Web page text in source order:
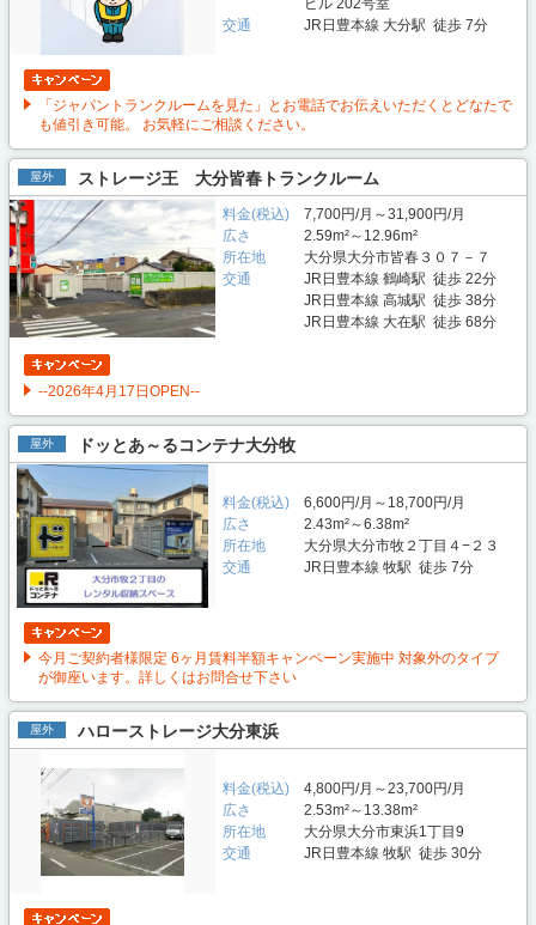
ビル 202号室
交通
JR日豊本線 大分駅 徒歩 7分
「ジャパントランクルームを見た」とお電話でお伝えいただくとどなたで
も値引き可能。 お気軽にご相談ください。
屋外 ストレージ王 大分皆春トランクルーム
料金(税込)
7,700円/月～31,900円/月
広さ
2.59m²～12.96m²
所在地
大分県大分市皆春３０７－７
交通
JR日豊本線 鶴崎駅 徒歩 22分
JR日豊本線 高城駅 徒歩 38分
JR日豊本線 大在駅 徒歩 68分
--2026年4月17日OPEN--
屋外 ドッとあ～るコンテナ大分牧
料金(税込)
6,600円/月～18,700円/月
広さ
2.43m²～6.38m²
所在地
大分県大分市牧２丁目４−２３
交通
JR日豊本線 牧駅 徒歩 7分
今月ご契約者様限定 6ヶ月賃料半額キャンペーン実施中 対象外のタイプ
が御座います。詳しくはお問合せ下さい
屋外 ハローストレージ大分東浜
料金(税込)
4,800円/月～23,700円/月
広さ
2.53m²～13.38m²
所在地
大分県大分市東浜1丁目9
交通
JR日豊本線 牧駅 徒歩 30分